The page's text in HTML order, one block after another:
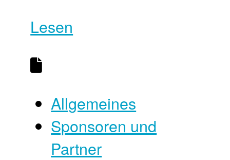
Lesen
Allgemeines
Sponsoren und
Partner